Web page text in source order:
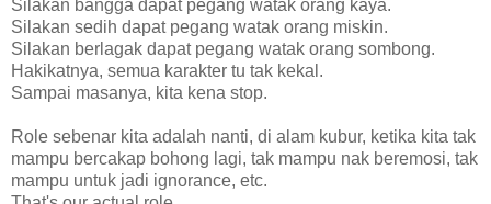
Silakan bangga dapat pegang watak orang kaya.
Silakan sedih dapat pegang watak orang miskin.
Silakan berlagak dapat pegang watak orang sombong.
Hakikatnya, semua karakter tu tak kekal.
Sampai masanya, kita kena stop.
Role sebenar kita adalah nanti, di alam kubur, ketika kita tak
mampu bercakap bohong lagi, tak mampu nak beremosi, tak
mampu untuk jadi ignorance, etc.